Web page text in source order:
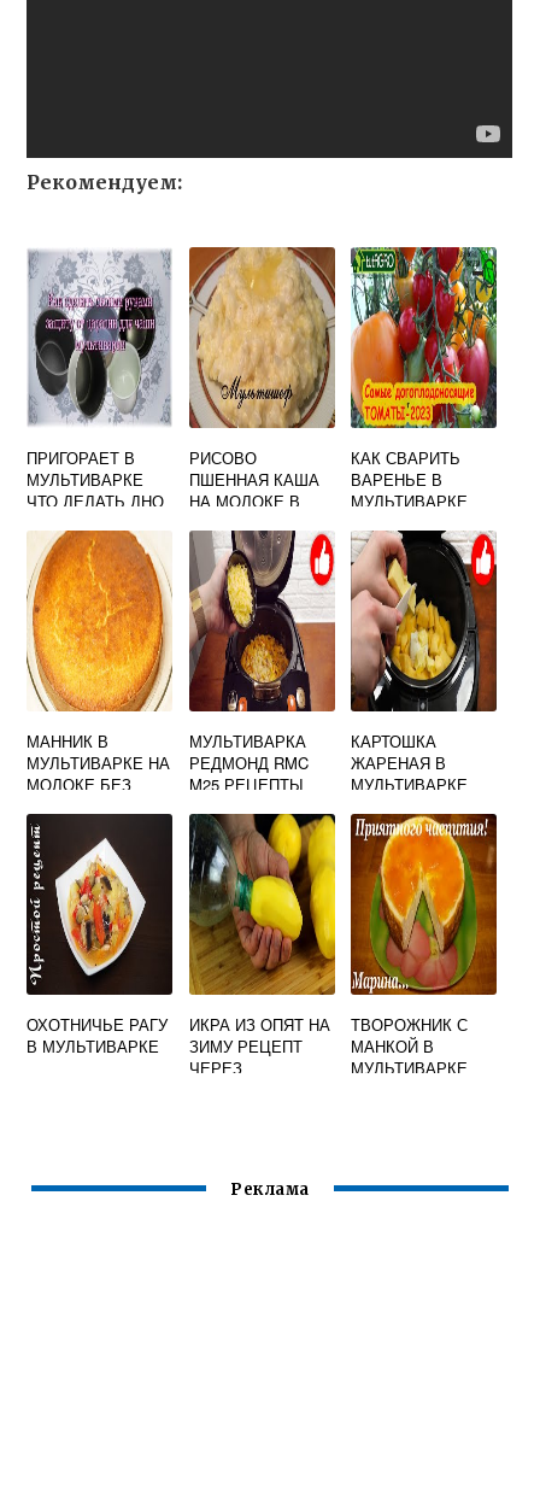
Рекомендуем:
ПРИГОРАЕТ В
МУЛЬТИВАРКЕ
ЧТО ДЕЛАТЬ ДНО
РИСОВО
ПШЕННАЯ КАША
НА МОЛОКЕ В
КАК СВАРИТЬ
ВАРЕНЬЕ В
МУЛЬТИВАРКЕ
СМОРОДИНЫ
МАННИК В
МУЛЬТИВАРКЕ НА
МОЛОКЕ БЕЗ
МУЛЬТИВАРКА
РЕДМОНД RMC
M25 РЕЦЕПТЫ
КАРТОШКА
ЖАРЕНАЯ В
МУЛЬТИВАРКЕ
ОХОТНИЧЬЕ РАГУ
В МУЛЬТИВАРКЕ
ИКРА ИЗ ОПЯТ НА
ЗИМУ РЕЦЕПТ
ЧЕРЕЗ
ТВОРОЖНИК С
МАНКОЙ В
МУЛЬТИВАРКЕ
Реклама